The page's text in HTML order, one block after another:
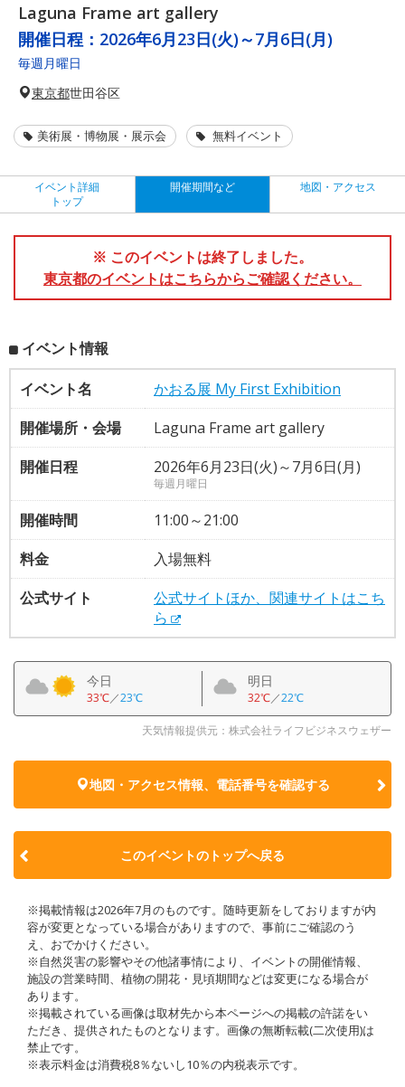
Laguna Frame art gallery
開催日程： 2026年6月23日(火)～7月6日(月)
毎週月曜日
東京都世田谷区
美術展・博物展・展示会 無料イベント
イベント詳細
トップ
開催期間など 地図・アクセス
※ このイベントは終了しました。
東京都のイベントはこちらからご確認ください。
イベント情報
イベント名
かおる展 My First Exhibition
開催場所・会場
Laguna Frame art gallery
開催日程
2026年6月23日(火)～7月6日(月)
毎週月曜日
開催時間
11:00～21:00
料金
入場無料
公式サイト
公式サイトほか、関連サイトはこち
ら
今日
33℃／23℃
明日
32℃／22℃
天気情報提供元：株式会社ライフビジネスウェザー
地図・アクセス情報、電話番号を確認する
このイベントのトップへ戻る
※掲載情報は2026年7月のものです。随時更新をしておりますが内
容が変更となっている場合がありますので、事前にご確認のう
え、おでかけください。
※自然災害の影響やその他諸事情により、イベントの開催情報、
施設の営業時間、植物の開花・見頃期間などは変更になる場合が
あります。
※掲載されている画像は取材先から本ページへの掲載の許諾をい
ただき、提供されたものとなります。画像の無断転載(二次使用)は
禁止です。
※表示料金は消費税8％ないし10％の内税表示です。